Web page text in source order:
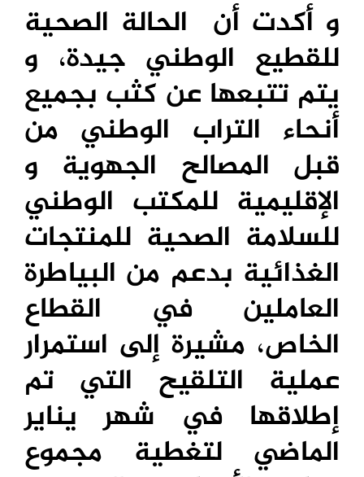
و أكدت أن الحالة الصحية
للقطيع الوطني جيدة، و
يتم تتبعها عن كثب بجميع
أنحاء التراب الوطني من
قبل المصالح الجهوية و
الإقليمية للمكتب الوطني
للسلامة الصحية للمنتجات
الغذائية بدعم من البياطرة
العاملين في القطاع
الخاص، مشيرة إلى استمرار
عملية التلقيح التي تم
إطلاقها في شهر يناير
الماضي لتغطية مجموع